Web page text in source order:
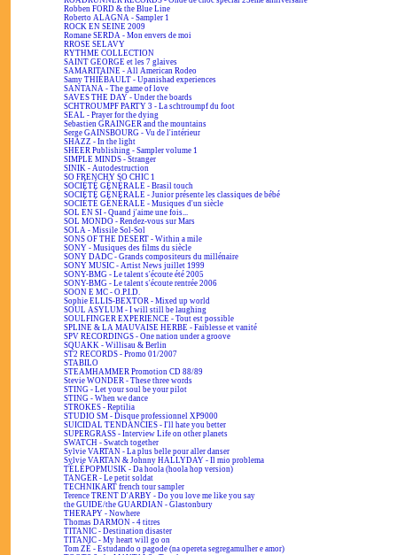
Robben FORD & the Blue Line
Roberto ALAGNA - Sampler 1
ROCK EN SEINE 2009
Romane SERDA - Mon envers de moi
RROSE SELAVY
RYTHME COLLECTION
SAINT GEORGE et les 7 glaives
SAMARITAINE - All American Rodeo
Samy THIÉBAULT - Upanishad experiences
SANTANA - The game of love
SAVES THE DAY - Under the boards
SCHTROUMPF PARTY 3 - La schtroumpf du foot
SEAL - Prayer for the dying
Sebastien GRAINGER and the mountains
Serge GAINSBOURG - Vu de l'intérieur
SHAZZ - In the light
SHEER Publishing - Sampler volume 1
SIMPLE MINDS - Stranger
SINIK - Autodestruction
SO FRENCHY SO CHIC 1
SOCIÉTÉ GÉNÉRALE - Brasil touch
SOCIÉTÉ GÉNÉRALE - Junior présente les classiques de bébé
SOCIÉTÉ GÉNÉRALE - Musiques d'un siècle
SOL EN SI - Quand j'aime une fois...
SOL MONDO - Rendez-vous sur Mars
SOLA - Missile Sol-Sol
SONS OF THE DESERT - Within a mile
SONY - Musiques des films du siècle
SONY DADC - Grands compositeurs du millénaire
SONY MUSIC - Artist News juillet 1999
SONY-BMG - Le talent s'écoute été 2005
SONY-BMG - Le talent s'écoute rentrée 2006
SOON E MC - O.P.I.D.
Sophie ELLIS-BEXTOR - Mixed up world
SOUL ASYLUM - I will still be laughing
SOULFINGER EXPERIENCE - Tout est possible
SPLINE & LA MAUVAISE HERBE - Faiblesse et vanité
SPV RECORDINGS - One nation under a groove
SQUAKK - Willisau & Berlin
ST2 RECORDS - Promo 01/2007
STABILO
STEAMHAMMER Promotion CD 88/89
Stevie WONDER - These three words
STING - Let your soul be your pilot
STING - When we dance
STROKES - Reptilia
STUDIO SM - Disque professionnel XP9000
SUICIDAL TENDANCIES - I'll hate you better
SUPERGRASS - Interview Life on other planets
SWATCH - Swatch together
Sylvie VARTAN - La plus belle pour aller danser
Sylvie VARTAN & Johnny HALLYDAY - Il mio problema
TÉLÉPOPMUSIK - Da hoola (hoola hop version)
TANGER - Le petit soldat
TECHNIKART french tour sampler
Terence TRENT D'ARBY - Do you love me like you say
the GUIDE/the GUARDIAN - Glastonbury
THERAPY - Nowhere
Thomas DARMON - 4 titres
TITANIC - Destination disaster
TITANIC - My heart will go on
Tom ZÉ - Estudando o pagode (na opereta segregamulher e amor)